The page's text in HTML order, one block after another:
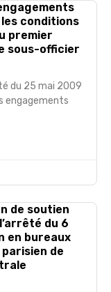
les conditions
premier
sous-officier
du 25 mai 2009
engagements
de soutien
du 6
en bureaux
de